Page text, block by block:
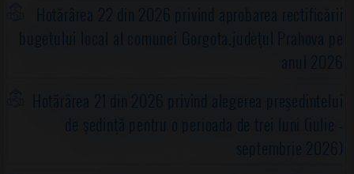
Hotărârea 22 din 2026 privind aprobarea rectificării
bugetului local al comunei Gorgota,judeţul Prahova pe
anul 2026
Hotărârea 21 din 2026 privind alegerea preşedintelui
de şedinţă pentru o perioada de trei luni (iulie -
septembrie 2026)